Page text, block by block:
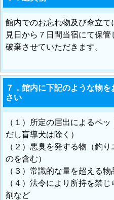
館内でのお忘れ物及び傘立
見日から７日間当宿にて保
破棄させていただきます。
７．館内に下記のような物
さい
（１）所定の届出によるペ
だし盲導犬は除く）
（２）悪臭を発する物（釣
のを含む）
（３）常識的な量を超える物
（４）法令により所持を禁
剤など